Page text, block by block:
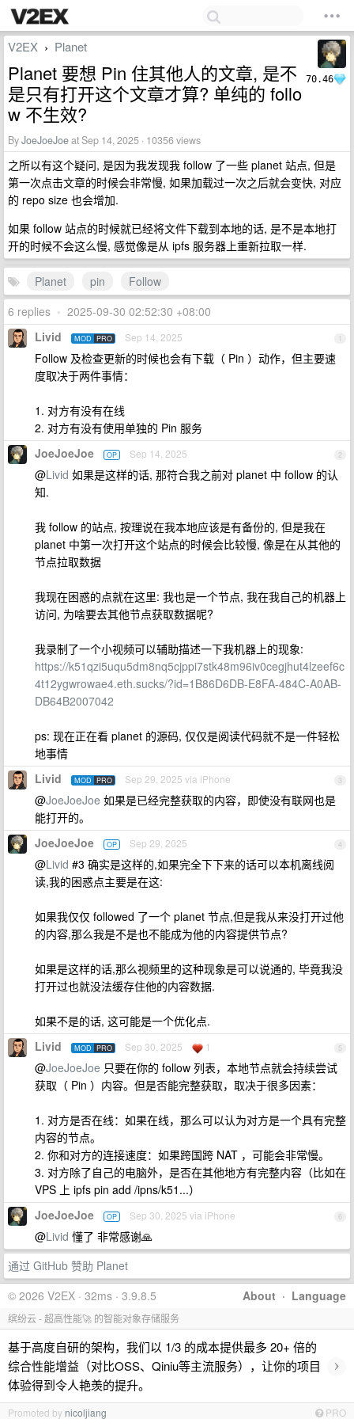
70.46
V2EX › Planet
Planet 要想 Pin 住其他人的文章, 是不
是只有打开这个文章才算? 单纯的 follo
w 不生效?
ByJoeJoeJoeat Sep 14, 2025 · 10356 views
之所以有这个疑问, 是因为我发现我 follow 了一些 planet 站点, 但是
第一次点击文章的时候会非常慢, 如果加载过一次之后就会变快, 对应
的 repo size 也会增加.
如果 follow 站点的时候就已经将文件下载到本地的话, 是不是本地打
开的时候不会这么慢, 感觉像是从 ipfs 服务器上重新拉取一样.
Planet pin
Follow
6 replies • 2025-09-30 02:52:30 +08:00
1
Livid MOD PRO Sep 14, 2025
Follow 及检查更新的时候也会有下载（ Pin ）动作，但主要速
度取决于两件事情：
1. 对方有没有在线
2. 对方有没有使用单独的 Pin 服务
2
JoeJoeJoe OP Sep 14, 2025
@Livid 如果是这样的话, 那符合我之前对 planet 中 follow 的认
知.
我 follow 的站点, 按理说在我本地应该是有备份的, 但是我在
planet 中第一次打开这个站点的时候会比较慢, 像是在从其他的
节点拉取数据
我现在困惑的点就在这里: 我也是一个节点, 我在我自己的机器上
访问, 为啥要去其他节点获取数据呢?
我录制了一个小视频可以辅助描述一下我机器上的现象:
https://k51qzi5uqu5dm8nq5cjppi7stk48m96iv0cegjhut4lzeef6c
4t12ygwrowae4.eth.sucks/?id=1B86D6DB-E8FA-484C-A0AB-
DB64B2007042
ps: 现在正在看 planet 的源码, 仅仅是阅读代码就不是一件轻松
地事情
3
Livid MOD PRO Sep 29, 2025 via iPhone
@JoeJoeJoe 如果是已经完整获取的内容，即使没有联网也是
能打开的。
4
JoeJoeJoe OP Sep 29, 2025
@Livid #3 确实是这样的,如果完全下下来的话可以本机离线阅
读,我的困惑点主要是在这:
如果我仅仅 followed 了一个 planet 节点,但是我从来没打开过他
的内容,那么我是不是也不能成为他的内容提供节点?
如果是这样的话,那么视频里的这种现象是可以说通的, 毕竟我没
打开过也就没法缓存住他的内容数据.
如果不是的话, 这可能是一个优化点.
5
Livid MOD PRO Sep 30, 2025 1
@JoeJoeJoe 只要在你的 follow 列表，本地节点就会持续尝试
获取（ Pin ）内容。但是否能完整获取，取决于很多因素：
1. 对方是否在线：如果在线，那么可以认为对方是一个具有完整
内容的节点。
2. 你和对方的连接速度：如果跨国跨 NAT ，可能会非常慢。
3. 对方除了自己的电脑外，是否在其他地方有完整内容（比如在
VPS 上 ipfs pin add /ipns/k51...）
6
JoeJoeJoe OP Sep 30, 2025 via iPhone
@Livid 懂了 非常感谢🙏
通过 GitHub 赞助 Planet
About · Language
© 2026 V2EX · 32ms · 3.9.8.5
缤纷云 - 超高性能🚀 的智能对象存储服务
基于高度自研的架构，我们以 1/3 的成本提供最多 20+ 倍的
综合性能增益（对比OSS、Qiniu等主流服务），让你的项目
体验得到令人艳羡的提升。
›
Promoted by nicoljiang PRO